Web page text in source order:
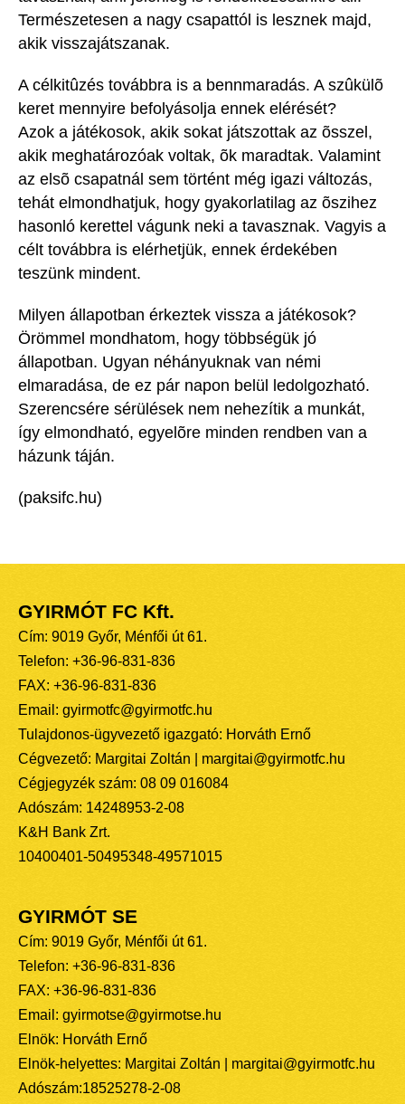
Természetesen a nagy csapattól is lesznek majd,
akik visszajátszanak.
A célkitûzés továbbra is a bennmaradás. A szûkülõ
keret mennyire befolyásolja ennek elérését?
Azok a játékosok, akik sokat játszottak az õsszel,
akik meghatározóak voltak, õk maradtak. Valamint
az elsõ csapatnál sem történt még igazi változás,
tehát elmondhatjuk, hogy gyakorlatilag az õszihez
hasonló kerettel vágunk neki a tavasznak. Vagyis a
célt továbbra is elérhetjük, ennek érdekében
teszünk mindent.
Milyen állapotban érkeztek vissza a játékosok?
Örömmel mondhatom, hogy többségük jó
állapotban. Ugyan néhányuknak van némi
elmaradása, de ez pár napon belül ledolgozható.
Szerencsére sérülések nem nehezítik a munkát,
így elmondható, egyelõre minden rendben van a
házunk táján.
(paksifc.hu)
GYIRMÓT FC Kft.
Cím: 9019 Győr, Ménfői út 61.
Telefon: +36-96-831-836
FAX: +36-96-831-836
Email: gyirmotfc@gyirmotfc.hu
Tulajdonos-ügyvezető igazgató: Horváth Ernő
Cégvezető: Margitai Zoltán | margitai@gyirmotfc.hu
Cégjegyzék szám: 08 09 016084
Adószám: 14248953-2-08
K&H Bank Zrt.
10400401-50495348-49571015
GYIRMÓT SE
Cím: 9019 Győr, Ménfői út 61.
Telefon: +36-96-831-836
FAX: +36-96-831-836
Email: gyirmotse@gyirmotse.hu
Elnök: Horváth Ernő
Elnök-helyettes: Margitai Zoltán | margitai@gyirmotfc.hu
Adószám:18525278-2-08